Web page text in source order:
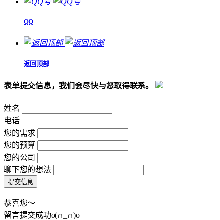
QQ
返回顶部
表单提交信息，我们会尽快与您取得联系。
姓名
电话
您的需求
您的预算
您的公司
聊下您的想法
恭喜您～
留言提交成功o(∩_∩)o